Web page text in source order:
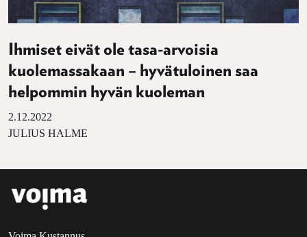
Ihmiset eivät ole tasa-arvoisia
kuolemassakaan – hyvätuloinen saa
helpommin hyvän kuoleman
2.12.2022
JULIUS HALME